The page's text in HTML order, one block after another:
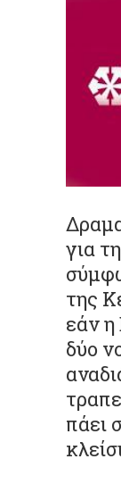
για
της
εάν η
δύο
πάει